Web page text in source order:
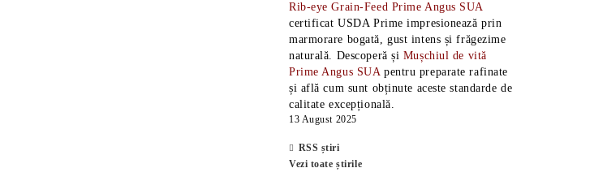
Rib-eye Grain-Feed Prime Angus SUA
certificat USDA Prime impresionează prin
marmorare bogată, gust intens și frăgezime
naturală. Descoperă și Mușchiul de vită
Prime Angus SUA pentru preparate rafinate
și află cum sunt obținute aceste standarde de
calitate excepțională.
13 August 2025
RSS știri
Vezi toate știrile